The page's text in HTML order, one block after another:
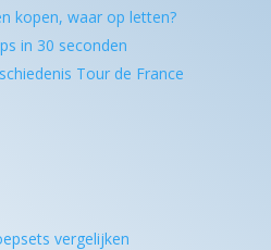
kopen, waar op letten?
in 30 seconden
Tour de France
vergelijken